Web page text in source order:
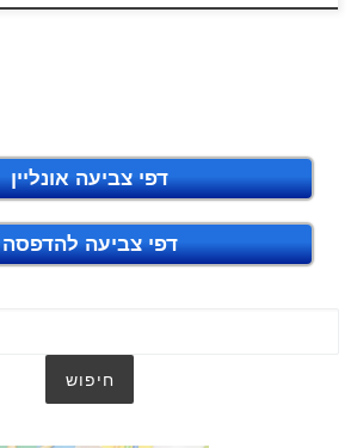
דפי צביעה אונליין
דפי צביעה להדפסה